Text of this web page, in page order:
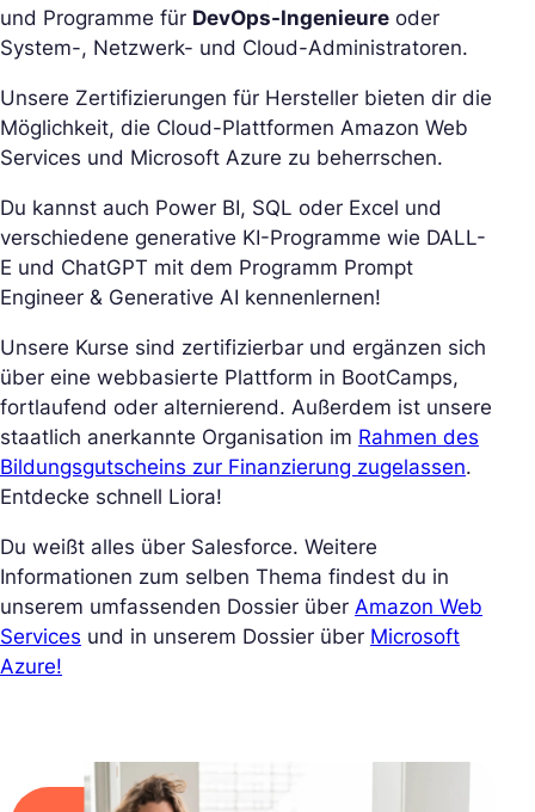
und Programme für DevOps-Ingenieure oder
System-, Netzwerk- und Cloud-Administratoren.
Unsere Zertifizierungen für Hersteller bieten dir die
Möglichkeit, die Cloud-Plattformen Amazon Web
Services und Microsoft Azure zu beherrschen.
Du kannst auch Power BI, SQL oder Excel und
verschiedene generative KI-Programme wie DALL-
E und ChatGPT mit dem Programm Prompt
Engineer & Generative AI kennenlernen!
Unsere Kurse sind zertifizierbar und ergänzen sich
über eine webbasierte Plattform in BootCamps,
fortlaufend oder alternierend. Außerdem ist unsere
staatlich anerkannte Organisation im Rahmen des
Bildungsgutscheins zur Finanzierung zugelassen.
Entdecke schnell Liora!
Du weißt alles über Salesforce. Weitere
Informationen zum selben Thema findest du in
unserem umfassenden Dossier über Amazon Web
Services und in unserem Dossier über Microsoft
Azure!